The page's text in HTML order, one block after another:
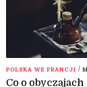
POLSKA WE FRANCJI /
Co o